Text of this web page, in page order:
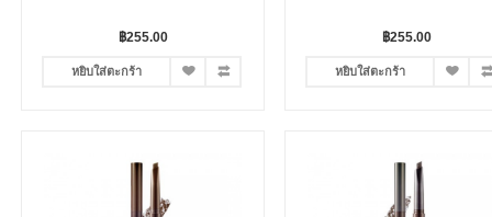
฿255.00
หยิบใส่ตะกร้า
฿255.00
หยิบใส่ตะกร้า